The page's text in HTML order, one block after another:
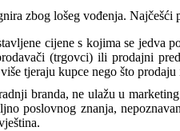
zbog lošeg vođenja.
cijene s kojima se jedva
(trgovci) ili prodajni
tjeraju kupce nego što
branda, ne ulažu u
poslovnog znanja,